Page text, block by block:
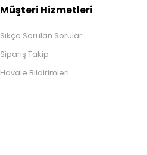
Müşteri Hizmetleri
Sıkça Sorulan Sorular
Sipariş Takip
Havale Bildirimleri